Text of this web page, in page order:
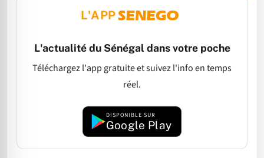
L'APP
L'actualité du Sénégal dans votre poche
Téléchargez l'app gratuite et suivez l'info en temps
réel.
DISPONIBLE SUR
Google Play